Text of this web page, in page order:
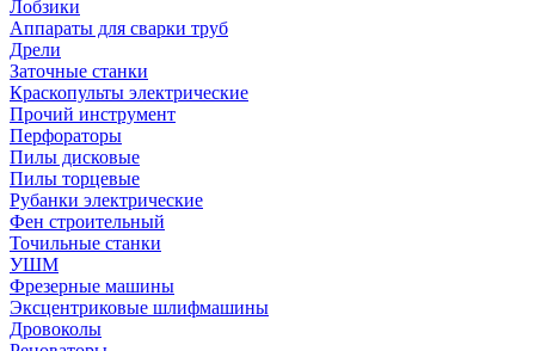
Лобзики
Аппараты для сварки труб
Дрели
Заточные станки
Краскопульты электрические
Прочий инструмент
Перфораторы
Пилы дисковые
Пилы торцевые
Рубанки электрические
Фен строительный
Точильные станки
УШМ
Фрезерные машины
Эксцентриковые шлифмашины
Дровоколы